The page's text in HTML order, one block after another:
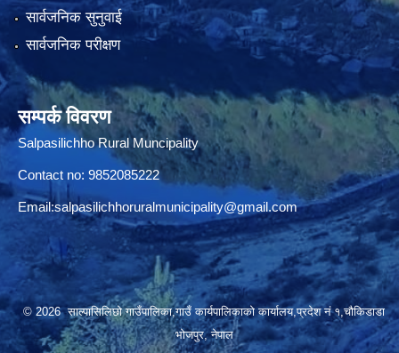
सार्वजनिक सुनुवाई
सार्वजनिक परीक्षण
सम्पर्क विवरण
Salpasilichho Rural Muncipality
Contact no: 9852085222
Email:salpasilichhoruralmunicipality@gmail.com
© 2026 साल्पासिलिछो गाउँपालिका,गाउँ कार्यपालिकाको कार्यालय,प्रदेश नं १,चौकिडाडा
भोजपुर, नेपाल